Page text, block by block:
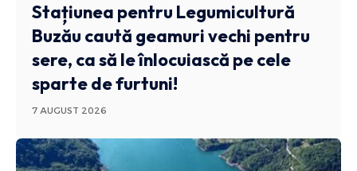
Stațiunea pentru Legumicultură
Buzău caută geamuri vechi pentru
sere, ca să le înlocuiască pe cele
sparte de furtuni!
7 AUGUST 2026